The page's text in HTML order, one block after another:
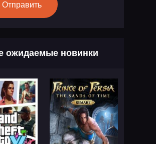
Отправить
ожидаемые новинки